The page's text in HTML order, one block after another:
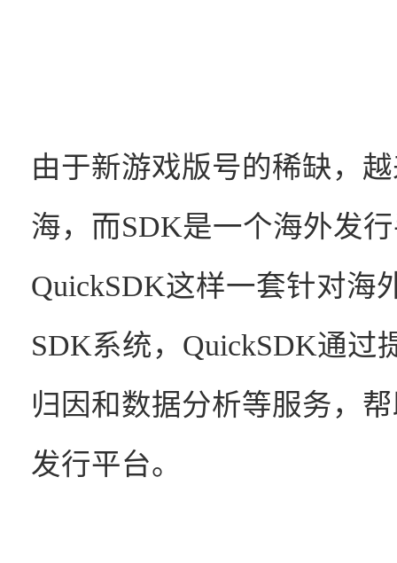
由于新游戏版号的稀缺，
海，而SDK是一个海外发
QuickSDK这样一套针对海
SDK系统， QuickSDK通过
归因和数据分析等服务，
发行平台。